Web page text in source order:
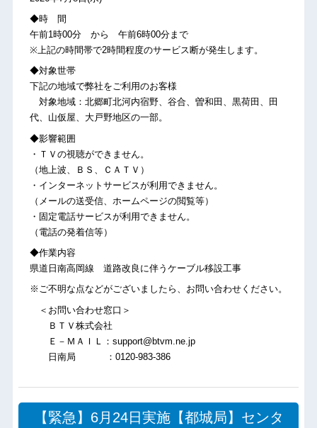
◆時 間
午前1時00分 から 午前6時00分まで
※上記の時間帯で2時間程度のサービス断が発生します。
◆対象世帯
下記の地域で弊社をご利用のお客様
対象地域：北郷町北河内宿野、谷合、曽和田、黒荷田、田
代、山仮屋、大戸野地区の一部。
◆影響範囲
・ＴＶの視聴ができません。
（地上波、ＢＳ、ＣＡＴＶ）
・インターネットサービスが利用できません。
（メールの送受信、ホームページの閲覧等）
・固定電話サービスが利用できません。
（電話の発着信等）
◆作業内容
県道日南高岡線 道路改良に伴うケーブル移設工事
※ご不明な点などがございましたら、お問い合わせください。
＜お問い合わせ窓口＞
ＢＴＶ株式会社
Ｅ－ＭＡＩＬ：support@btvm.ne.jp
日南局 ：0120-983-386
【緊急】6月24日実施【都城局】センタ